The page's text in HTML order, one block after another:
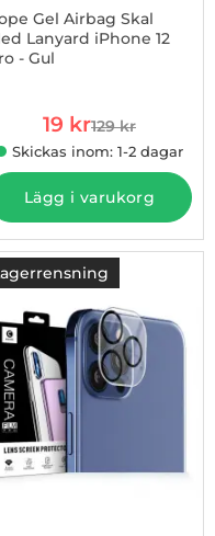
Gel Airbag Skal
Lanyard iPhone 12
- Gul
rea pris
19 krtidigare pris
129 kr
Skickas inom: 1-2 dagar
Lägg i varukorg
-79%